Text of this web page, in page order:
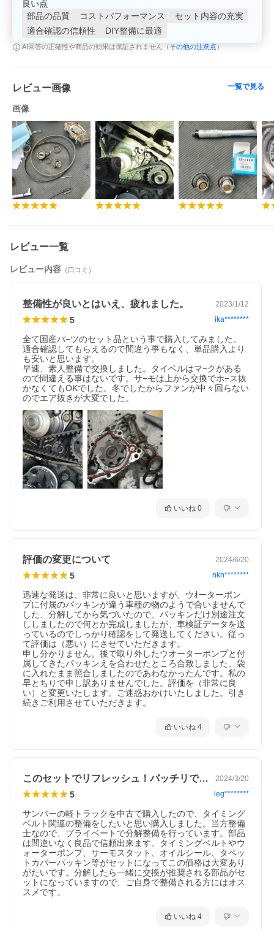
良い点
部品の品質
コストパフォーマンス
セット内容の充実
適合確認の信頼性
DIY整備に最適
AI回答の正確性や商品の効果は保証されません（ その他の注意点 ）
レビュー画像 一覧で見る
画像
レビュー一覧
レビュー内容 （口コミ）
整備性が良いとはいえ、疲れました。 2023/1/12
5 ika********
全て国産パ−ツのセット品という事で購入してみました。
適合確認してもらえるので間違う事もなく、単品購入より
も安いと思います。
早速、素人整備で交換しました。タイベルはマ−クがある
ので間違える事はないです。サ−モは上から交換でホ−ス抜
かなくてもOKでした。冬でしたからファンが中々回らない
のでエア抜きが大変でした。
いいね 0
評価の変更について 2024/6/20
5 nkn********
迅速な発送は、非常に良いと思いますが、ウｵーターポン
プに付属のパッキンが違う車種の物のようで合いませんで
した、分解してから気づいたので、パッキンだけ別途注文
ししましたので何とか完成しましたが、車検証データを送
っているのでしっかり確認をして発送してください。従っ
て評価は（悪い）にさせていただきます。
申し分かりません。後で取り外したウオーターポンプと付
属してきたパッキンえを合わせたところ合致しました、袋
に入れたまま照合しましたのであわなかったんです。私の
早とちりで申し訳ありませんでした。評価を（非常に良
い）と変更いたします。ご迷惑おかけいたしました。引き
続きご利用させていただきます。
いいね 4
このセットでリフレッシュ！バッチリです！ 2024/3/20
5 leg********
サンバーの軽トラックを中古で購入したので、タイミング
ベルト関連の整備をしたいと思い購入しました。当方整備
士なので、プライベートで分解整備を行っています。部品
は間違いなく良品で信頼出来ます。タイミングベルトやウ
ォーターポンプ、サーモスタット、オイルシール、タペッ
トカバーパッキン等がセットになってこの価格は大変あり
がたいです。分解したら一緒に交換が推奨される部品がセ
ットになっていますので、ご自身で整備される方にはオス
スメです。
いいね 4